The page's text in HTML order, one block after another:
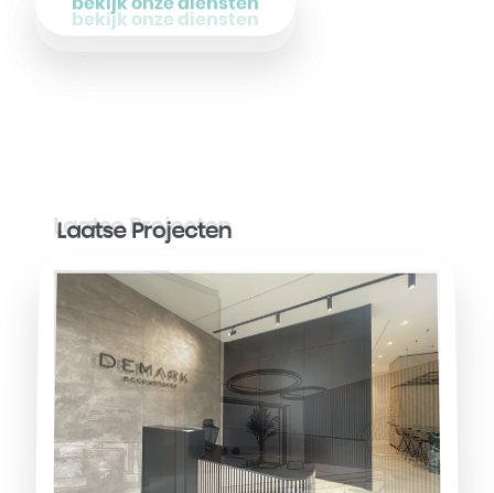
bekijk onze diensten
Laatse Projecten